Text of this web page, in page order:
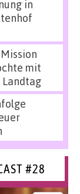
in
Mission
mit
#28